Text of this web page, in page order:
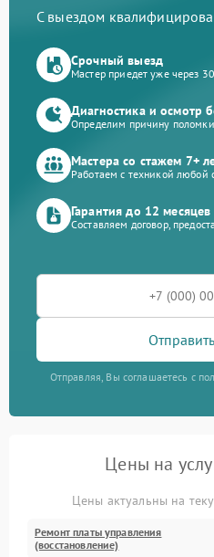
С выездом
Срочный выезд
Мастер приедет уже через
Диагностика и осмотр
Определим причину поломки
Мастера со стажем 7+
Работаем с техникой любой
Гарантия до 12 месяцев
Составляем договор,
Отправляя, Вы соглашаетесь с
Цены на
Цены актуальны на
Ремонт платы управления
(восстановление)